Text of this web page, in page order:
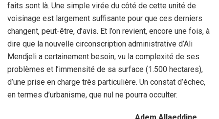
faits sont là. Une simple virée du côté de cette unité de
voisinage est largement suffisante pour que ces derniers
changent, peut-être, d’avis. Et l’on revient, encore une fois, à
dire que la nouvelle circonscription administrative d’Ali
Mendjeli a certainement besoin, vu la complexité de ses
problèmes et l’immensité de sa surface (1.500 hectares),
d’une prise en charge très particulière. Un constat d’échec,
en termes d’urbanisme, que nul ne pourra occulter.